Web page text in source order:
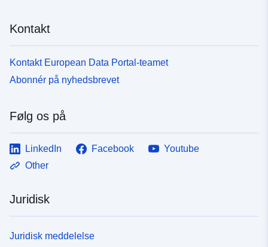
Kontakt
Kontakt European Data Portal-teamet
Abonnér på nyhedsbrevet
Følg os på
LinkedIn Facebook
Youtube
Other
Juridisk
Juridisk meddelelse